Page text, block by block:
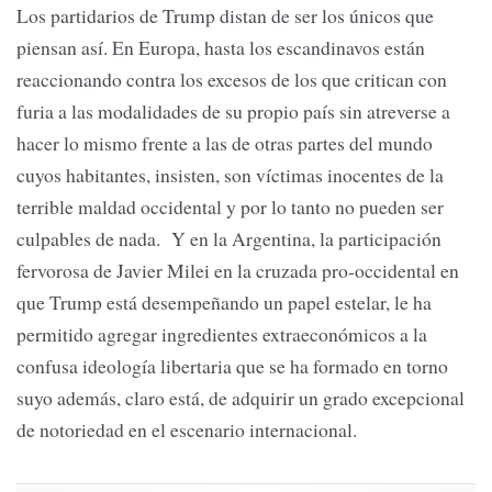
Los partidarios de Trump distan de ser los únicos que
piensan así. En Europa, hasta los escandinavos están
reaccionando contra los excesos de los que critican con
furia a las modalidades de su propio país sin atreverse a
hacer lo mismo frente a las de otras partes del mundo
cuyos habitantes, insisten, son víctimas inocentes de la
terrible maldad occidental y por lo tanto no pueden ser
culpables de nada. Y en la Argentina, la participación
fervorosa de Javier Milei en la cruzada pro-occidental en
que Trump está desempeñando un papel estelar, le ha
permitido agregar ingredientes extraeconómicos a la
confusa ideología libertaria que se ha formado en torno
suyo además, claro está, de adquirir un grado excepcional
de notoriedad en el escenario internacional.